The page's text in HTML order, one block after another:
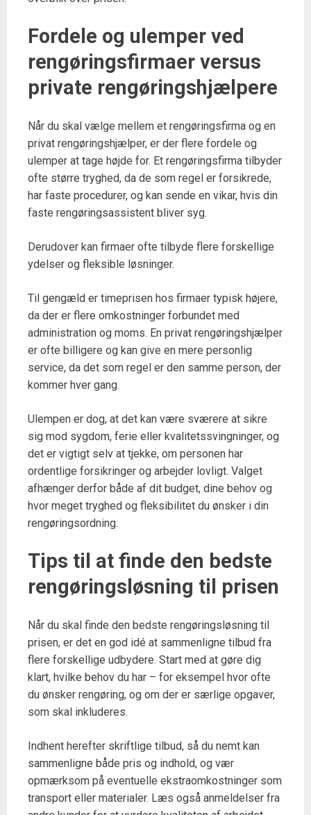
Fordele og ulemper ved
rengøringsfirmaer versus
private rengøringshjælpere
Når du skal vælge mellem et rengøringsfirma og en
privat rengøringshjælper, er der flere fordele og
ulemper at tage højde for. Et rengøringsfirma tilbyder
ofte større tryghed, da de som regel er forsikrede,
har faste procedurer, og kan sende en vikar, hvis din
faste rengøringsassistent bliver syg.
Derudover kan firmaer ofte tilbyde flere forskellige
ydelser og fleksible løsninger.
Til gengæld er timeprisen hos firmaer typisk højere,
da der er flere omkostninger forbundet med
administration og moms. En privat rengøringshjælper
er ofte billigere og kan give en mere personlig
service, da det som regel er den samme person, der
kommer hver gang.
Ulempen er dog, at det kan være sværere at sikre
sig mod sygdom, ferie eller kvalitetssvingninger, og
det er vigtigt selv at tjekke, om personen har
ordentlige forsikringer og arbejder lovligt. Valget
afhænger derfor både af dit budget, dine behov og
hvor meget tryghed og fleksibilitet du ønsker i din
rengøringsordning.
Tips til at finde den bedste
rengøringsløsning til prisen
Når du skal finde den bedste rengøringsløsning til
prisen, er det en god idé at sammenligne tilbud fra
flere forskellige udbydere. Start med at gøre dig
klart, hvilke behov du har – for eksempel hvor ofte
du ønsker rengøring, og om der er særlige opgaver,
som skal inkluderes.
Indhent herefter skriftlige tilbud, så du nemt kan
sammenligne både pris og indhold, og vær
opmærksom på eventuelle ekstraomkostninger som
transport eller materialer. Læs også anmeldelser fra